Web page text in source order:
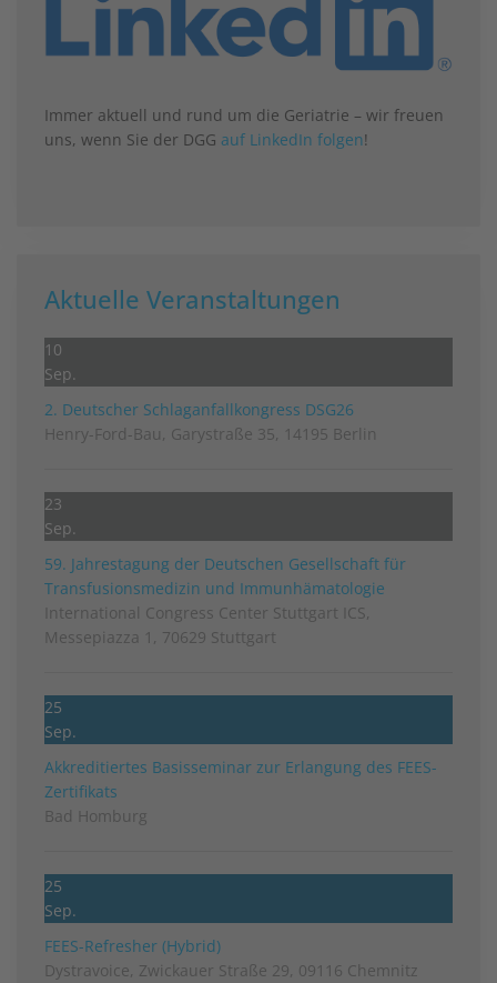
Immer aktuell und rund um die Geriatrie – wir freuen
uns, wenn Sie der DGG auf LinkedIn folgen!
Aktuelle Veranstaltungen
10
Sep.
2. Deutscher Schlag­anfall­kongress DSG26
Henry-Ford-Bau, Garystraße 35, 14195 Berlin
23
Sep.
59. Jahrestagung der Deutschen Gesellschaft für
Transfusionsmedizin und Immunhämatologie
International Congress Center Stuttgart ICS,
Messepiazza 1, 70629 Stuttgart
25
Sep.
Akkreditiertes Basisseminar zur Erlangung des FEES-
Zertifikats
Bad Homburg
25
Sep.
FEES-Refresher (Hybrid)
Dystravoice, Zwickauer Straße 29, 09116 Chemnitz